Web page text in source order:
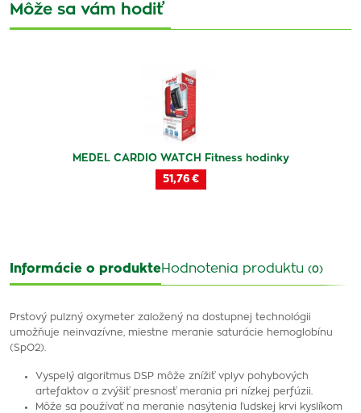
Môže sa vám hodiť
MEDEL CARDIO WATCH Fitness hodinky
51,76 €
Informácie o produkteHodnotenia produktu (0)
Prstový pulzný oxymeter založený na dostupnej technológii
umožňuje neinvazívne, miestne meranie saturácie hemoglobínu
(SpO2).
Vyspelý algoritmus DSP môže znížiť vplyv pohybových
artefaktov a zvýšiť presnosť merania pri nízkej perfúzii.
Môže sa používať na meranie nasýtenia ľudskej krvi kyslíkom